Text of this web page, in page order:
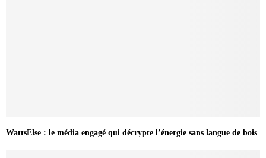
WattsElse : le média engagé qui décrypte l’énergie sans langue de bois